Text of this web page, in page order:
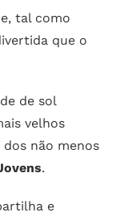
tal como
que o
de sol
velhos
não menos
.
e